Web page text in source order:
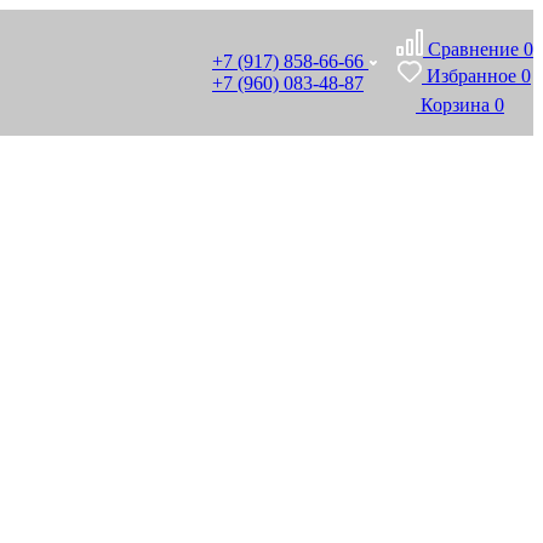
+7 (917) 858-66-66
+7 (960) 083-48-87
Сравнение 0
Избранное 0
Корзина 0